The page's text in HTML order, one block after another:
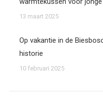
13 maart 2025
Op vakantie in de
historie
10 februari 2025